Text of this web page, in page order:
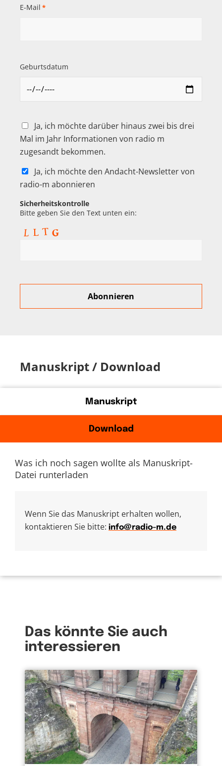
E-Mail *
Geburtsdatum
Ja, ich möchte darüber hinaus zwei bis drei
Mal im Jahr Informationen von radio m
zugesandt bekommen.
Ja, ich möchte den Andacht-Newsletter von
radio-m abonnieren
Sicherheitskontrolle
Bitte geben Sie den Text unten ein:
Manuskript / Download
Manuskript
Download
Was ich noch sagen wollte als Manuskript-
Datei runterladen
Wenn Sie das Manuskript erhalten wollen,
kontaktieren Sie bitte: info@radio-m.de
Das könnte Sie auch
interessieren